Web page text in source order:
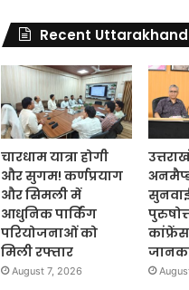
Recent Uttarakhand
चारधाम यात्रा होगी
और सुगम! कर्णप्रयाग
और सिमली में
आधुनिक पार्किंग
परियोजनाओं को
मिली रफ्तार
August 7, 2026